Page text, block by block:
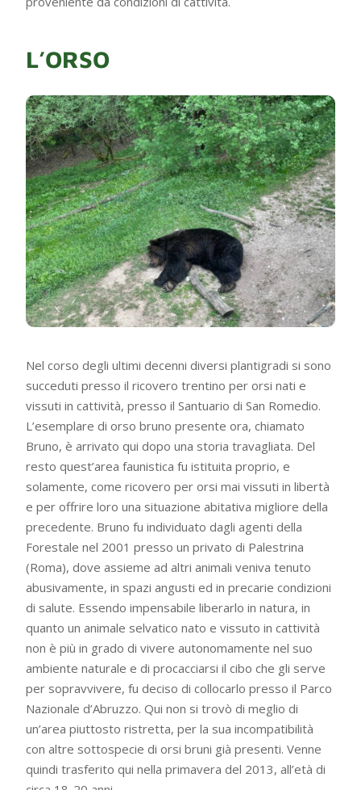
L’ORSO
Nel corso degli ultimi decenni diversi plantigradi si sono
succeduti presso il ricovero trentino per orsi nati e
vissuti in cattività, presso il Santuario di San Romedio.
L’esemplare di orso bruno presente ora, chiamato
Bruno, è arrivato qui dopo una storia travagliata. Del
resto quest’area faunistica fu istituita proprio, e
solamente, come ricovero per orsi mai vissuti in libertà
e per offrire loro una situazione abitativa migliore della
precedente. Bruno fu individuato dagli agenti della
Forestale nel 2001 presso un privato di Palestrina
(Roma), dove assieme ad altri animali veniva tenuto
abusivamente, in spazi angusti ed in precarie condizioni
di salute. Essendo impensabile liberarlo in natura, in
quanto un animale selvatico nato e vissuto in cattività
non è più in grado di vivere autonomamente nel suo
ambiente naturale e di procacciarsi il cibo che gli serve
per sopravvivere, fu deciso di collocarlo presso il Parco
Nazionale d’Abruzzo. Qui non si trovò di meglio di
un’area piuttosto ristretta, per la sua incompatibilità
con altre sottospecie di orsi bruni già presenti. Venne
quindi trasferito qui nella primavera del 2013, all’età di